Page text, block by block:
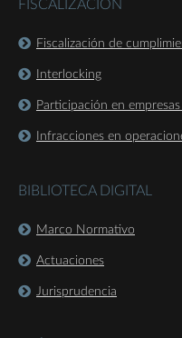
FISCALIZACIÓN
Fiscalización de
Interlocking
Participación en
Infracciones en
BIBLIOTECA DIGITAL
Marco Normativo
Actuaciones
Jurisprudencia